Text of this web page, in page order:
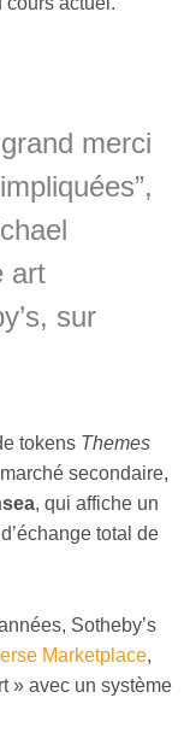
merci
art
sur
tokens Themes
secondaire,
, qui affiche un
total de
Sotheby’s
Marketplace,
» avec un système